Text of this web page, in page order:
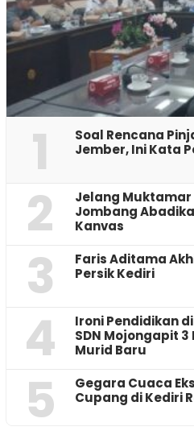
1
‎Soal Rencana
Jember, Ini Kata
2
Jelang Muktamar
Jombang
Kanvas
3
Faris Aditama
Persik Kediri
4
Ironi Pendidikan
SDN Mojongapit
Murid Baru
5
‎Gegara Cuaca
Cupang di Kediri